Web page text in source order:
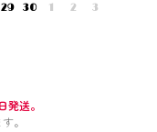
29 30 1 2 3
発送。
。